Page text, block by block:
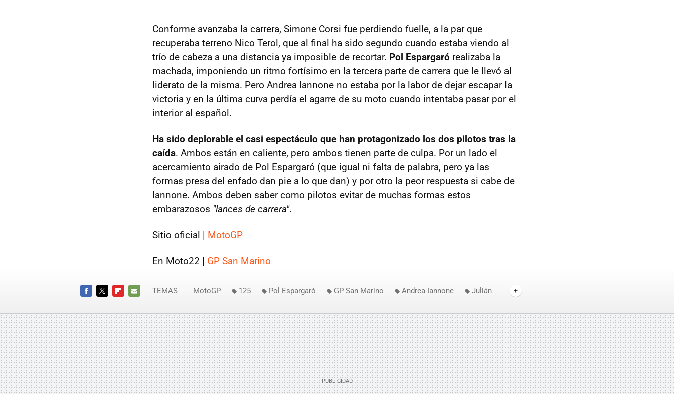
Conforme avanzaba la carrera, Simone Corsi fue perdiendo fuelle, a la par que
recuperaba terreno Nico Terol, que al final ha sido segundo cuando estaba viendo al
trío de cabeza a una distancia ya imposible de recortar. Pol Espargaró realizaba la
machada, imponiendo un ritmo fortísimo en la tercera parte de carrera que le llevó al
liderato de la misma. Pero Andrea Iannone no estaba por la labor de dejar escapar la
victoria y en la última curva perdía el agarre de su moto cuando intentaba pasar por el
interior al español.
Ha sido deplorable el casi espectáculo que han protagonizado los dos pilotos tras la
caída. Ambos están en caliente, pero ambos tienen parte de culpa. Por un lado el
acercamiento airado de Pol Espargaró (que igual ni falta de palabra, pero ya las
formas presa del enfado dan pie a lo que dan) y por otro la peor respuesta si cabe de
Iannone. Ambos deben saber como pilotos evitar de muchas formas estos
embarazosos "lances de carrera".
Sitio oficial | MotoGP
En Moto22 | GP San Marino
MAIL
TEMAS MotoGP 125 Pol Espargaró GP San Marino Andrea Iannone
Julián